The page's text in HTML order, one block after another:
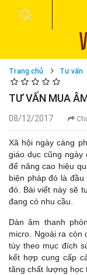
Trang chủ Tư vấn
TƯ VẤN MUA
08/12/2017
Xã hội ngày càng
giáo dục cũng
để nâng cao hiệu
biện pháp đó là
đó. Bài viết này sẽ
đang có nhu cầu.
Dàn âm thanh
micro. Ngoài ra còn
tùy theo mục đích
kết hợp cung cấp
tăng chất lượng học